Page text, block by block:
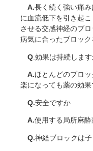
A.長く続く強い痛
に血流低下を引き起
させる交感神経のブ
病気に合ったブロック
Q.効果は持続します
A.ほとんどのブロ
楽になっても薬の効
Q.安全ですか
A.使用する局所麻
Q.神経ブロックは